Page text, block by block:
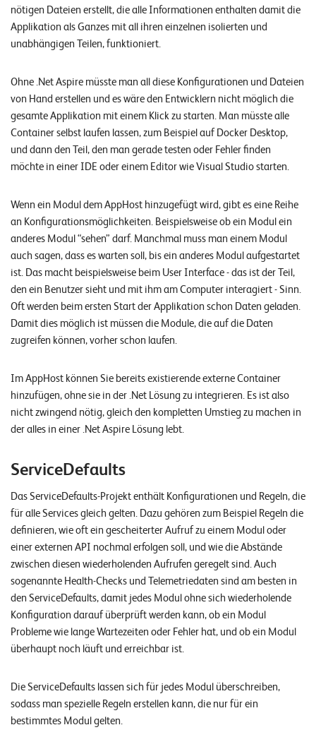
o
l
i
o
n
s
nötigen Dateien erstellt, die alle Informationen enthalten damit die
Applikation als Ganzes mit all ihren einzelnen isolierten und
unabhängigen Teilen, funktioniert.
Ohne .Net Aspire müsste man all diese Konfigurationen und Dateien
von Hand erstellen und es wäre den Entwicklern nicht möglich die
gesamte Applikation mit einem Klick zu starten. Man müsste alle
Container selbst laufen lassen, zum Beispiel auf Docker Desktop,
und dann den Teil, den man gerade testen oder Fehler finden
möchte in einer IDE oder einem Editor wie Visual Studio starten.
Wenn ein Modul dem AppHost hinzugefügt wird, gibt es eine Reihe
an Konfigurationsmöglichkeiten. Beispielsweise ob ein Modul ein
anderes Modul “sehen” darf. Manchmal muss man einem Modul
auch sagen, dass es warten soll, bis ein anderes Modul aufgestartet
ist. Das macht beispielsweise beim User Interface - das ist der Teil,
den ein Benutzer sieht und mit ihm am Computer interagiert - Sinn.
Oft werden beim ersten Start der Applikation schon Daten geladen.
Damit dies möglich ist müssen die Module, die auf die Daten
zugreifen können, vorher schon laufen.
Im AppHost können Sie bereits existierende externe Container
hinzufügen, ohne sie in der .Net Lösung zu integrieren. Es ist also
nicht zwingend nötig, gleich den kompletten Umstieg zu machen in
der alles in einer .Net Aspire Lösung lebt.
ServiceDefaults
Das ServiceDefaults-Projekt enthält Konfigurationen und Regeln, die
für alle Services gleich gelten. Dazu gehören zum Beispiel Regeln die
definieren, wie oft ein gescheiterter Aufruf zu einem Modul oder
einer externen API nochmal erfolgen soll, und wie die Abstände
zwischen diesen wiederholenden Aufrufen geregelt sind. Auch
sogenannte Health-Checks und Telemetriedaten sind am besten in
den ServiceDefaults, damit jedes Modul ohne sich wiederholende
Konfiguration darauf überprüft werden kann, ob ein Modul
Probleme wie lange Wartezeiten oder Fehler hat, und ob ein Modul
überhaupt noch läuft und erreichbar ist.
Die ServiceDefaults lassen sich für jedes Modul überschreiben,
sodass man spezielle Regeln erstellen kann, die nur für ein
bestimmtes Modul gelten.